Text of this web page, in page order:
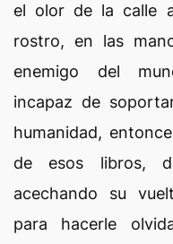
el olor de la calle
rostro, en las
enemigo del
incapaz de
humanidad,
de esos libros,
acechando su
para hacerle